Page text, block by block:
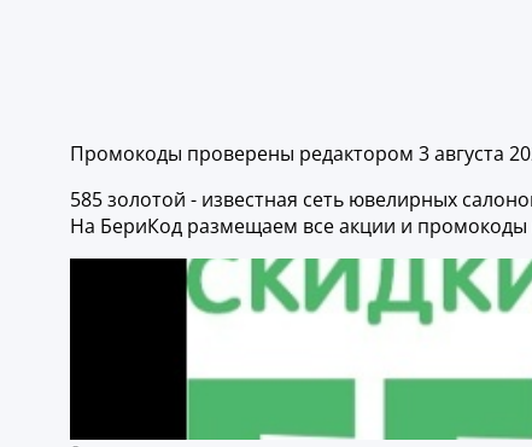
Промокоды проверены редактором 3 августа
585 золотой - известная сеть ювелирных
На БериКод размещаем все акции и промокоды